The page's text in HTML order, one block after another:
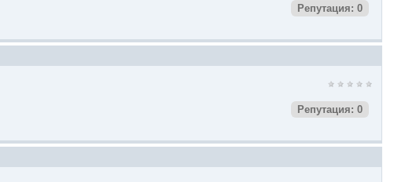
Репутация: 0
Репутация: 0